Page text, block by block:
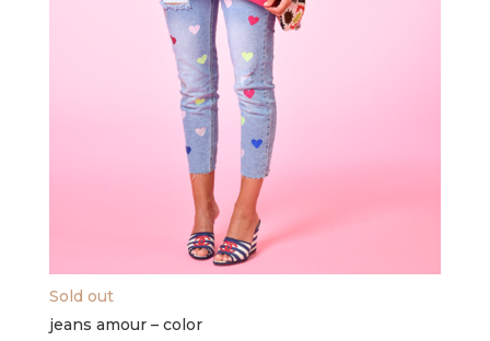
Sold out
jeans amour – color